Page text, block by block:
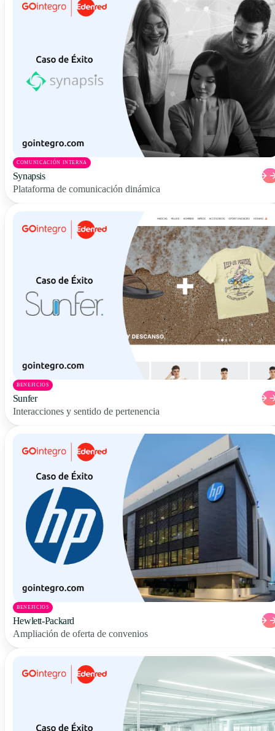
COMUNICACIÓN INTERNA
Synapsis
Plataforma de comunicación dinámica
BENEFICIOS
Sunfer
Interacciones y sentido de pertenencia
BENEFICIOS
Hewlett-Packard
Ampliación de oferta de convenios